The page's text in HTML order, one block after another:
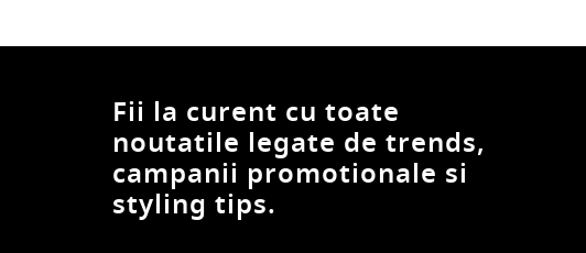
Fii la curent cu toate
noutatile legate de trends,
campanii promotionale si
styling tips.